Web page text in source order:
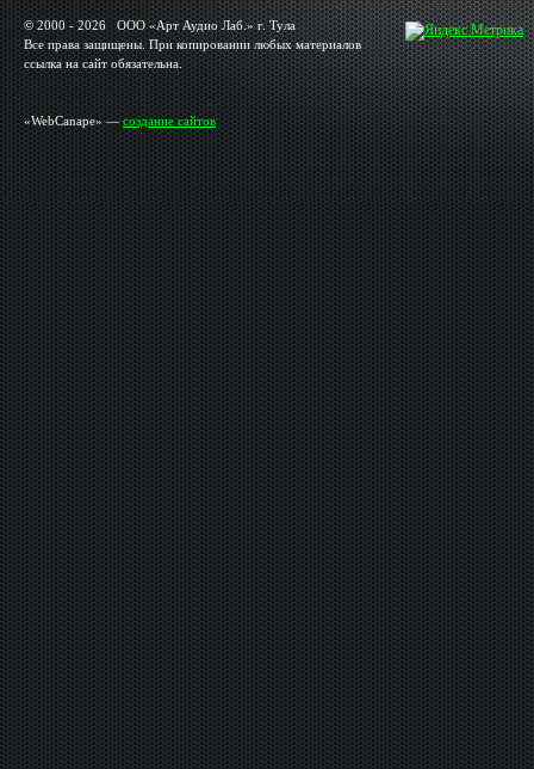
© 2000 - 2026 OOO «Арт Аудио Лаб.» г. Тула
Все права защищены. При копировании любых материалов
ссылка на сайт обязательна.
«WebCanape» —создание сайтов